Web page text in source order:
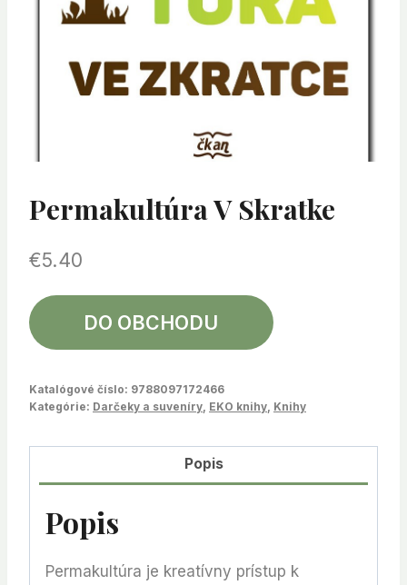
Permakultúra V Skratke
€5.40
DO OBCHODU
Katalógové číslo: 9788097172466
Kategórie: Darčeky a suveníry EKO knihy Knihy
Popis
Popis
Permakultúra je kreatívny prístup k